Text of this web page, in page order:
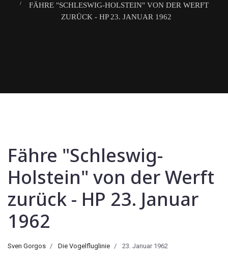
FÄHRE "SCHLESWIG-HOLSTEIN" VON DER WERFT
ZURÜCK - HP 23. JANUAR 1962
Fähre "Schleswig-
Holstein" von der Werft
zurück - HP 23. Januar
1962
Sven Gorgos Die Vogelfluglinie 23. Januar 1962